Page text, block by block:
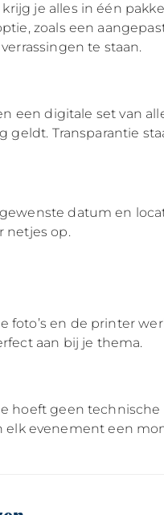
je alles in één
zoals een
te staan.
een digitale set van
geldt. Transparantie
datum en
netjes op.
en de printer
aan bij je thema.
geen technische
elk evenement een